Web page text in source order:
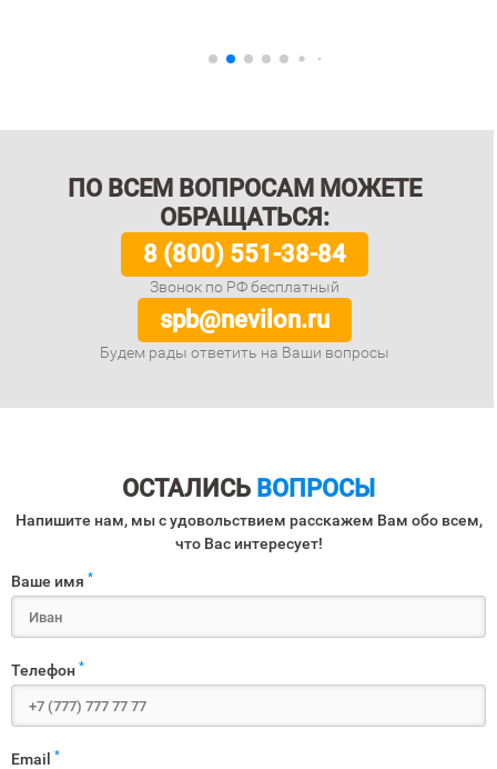
ПО ВСЕМ ВОПРОСАМ МОЖЕТЕ
ОБРАЩАТЬСЯ:
8 (800) 551-38-84
Звонок по РФ бесплатный
spb@nevilon.ru
Будем рады ответить на Ваши вопросы
ОСТАЛИСЬ ВОПРОСЫ
Напишите нам, мы с удовольствием расскажем Вам обо всем,
что Вас интересует!
Ваше имя *
Телефон *
Email *